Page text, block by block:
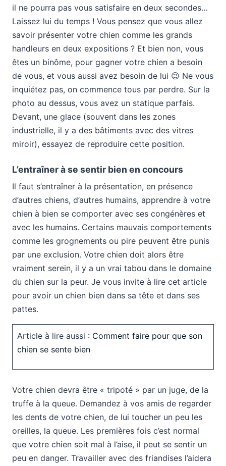
il ne pourra pas vous satisfaire en deux secondes…
Laissez lui du temps ! Vous pensez que vous allez
savoir présenter votre chien comme les grands
handleurs en deux expositions ? Et bien non, vous
êtes un binôme, pour gagner votre chien a besoin
de vous, et vous aussi avez besoin de lui 😉 Ne vous
inquiétez pas, on commence tous par perdre. Sur la
photo au dessus, vous avez un statique parfais.
Devant, une glace (souvent dans les zones
industrielle, il y a des bâtiments avec des vitres
miroir), essayez de reproduire cette position.
L’entraîner à se sentir bien en concours
Il faut s’entraîner à la présentation, en présence
d’autres chiens, d’autres humains, apprendre à votre
chien à bien se comporter avec ses congénères et
avec les humains. Certains mauvais comportements
comme les grognements ou pire peuvent être punis
par une exclusion. Votre chien doit alors être
vraiment serein, il y a un vrai tabou dans le domaine
du chien sur la peur. Je vous invite à lire cet article
pour avoir un chien bien dans sa tête et dans ses
pattes.
Article à lire aussi : Comment faire pour que son
chien se sente bien
Votre chien devra être « tripoté » par un juge, de la
truffe à la queue. Demandez à vos amis de regarder
les dents de votre chien, de lui toucher un peu les
oreilles, la queue. Les premières fois c’est normal
que votre chien soit mal à l’aise, il peut se sentir un
peu en danger. Travailler avec des friandises l’aidera